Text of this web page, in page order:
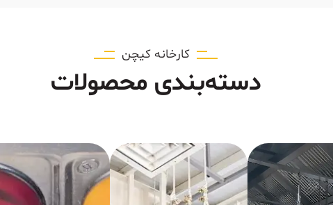
کارخانه کیچن
دسته‌بندی محصولات